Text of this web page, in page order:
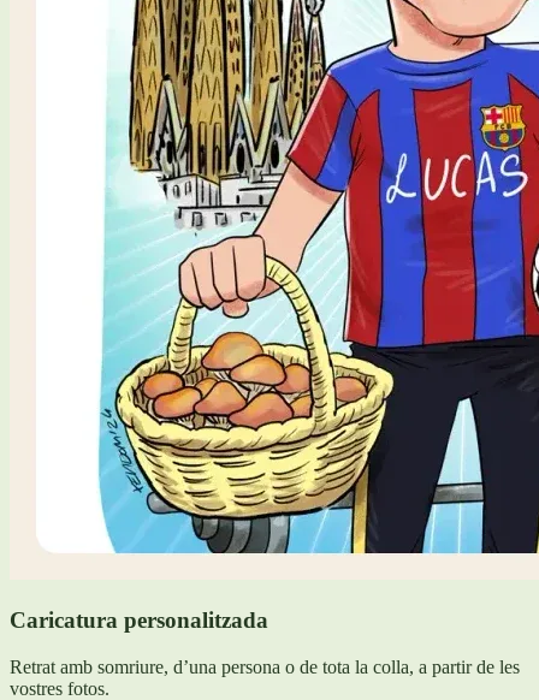
Caricatura personalitzada
Retrat amb somriure, d’una persona o de tota la colla, a partir de les
vostres fotos.